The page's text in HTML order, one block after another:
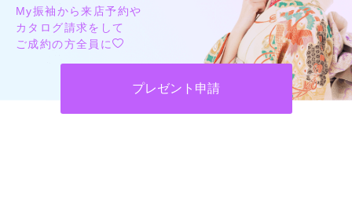
My振袖から来店予約や
カタログ請求をして
ご成約の方全員に
プレゼント申請